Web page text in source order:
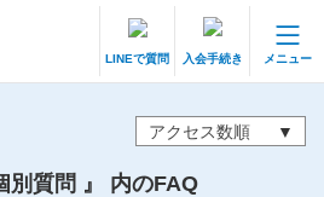
LINEで質問 入会手続き メニュー
手続き
アクセス数順
別質問 』 内のFAQ